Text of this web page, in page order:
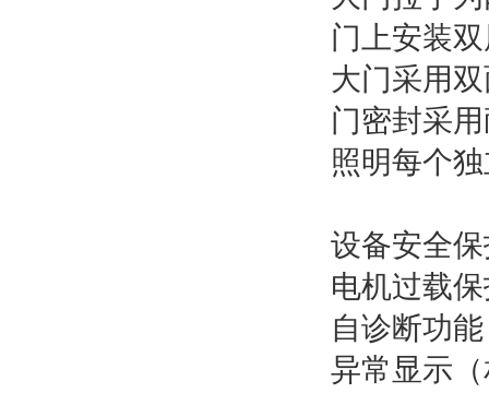
门上安装
大门采用
门密封采
照明每个
设备安全
电机过载
自诊断功能
异常显示